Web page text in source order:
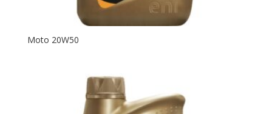
Moto 20W50